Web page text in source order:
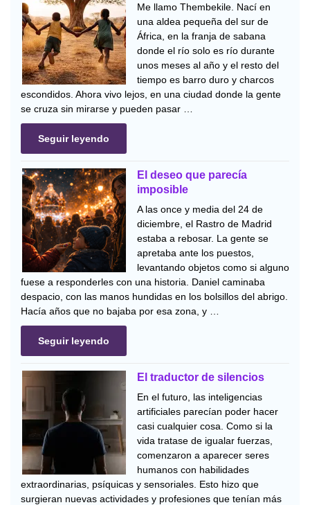
Me llamo Thembekile. Nací en
una aldea pequeña del sur de
África, en la franja de sabana
donde el río solo es río durante
unos meses al año y el resto del
tiempo es barro duro y charcos
escondidos. Ahora vivo lejos, en una ciudad donde la gente
se cruza sin mirarse y pueden pasar …
Seguir leyendo
El deseo que parecía
imposible
A las once y media del 24 de
diciembre, el Rastro de Madrid
estaba a rebosar. La gente se
apretaba ante los puestos,
levantando objetos como si alguno
fuese a responderles con una historia. Daniel caminaba
despacio, con las manos hundidas en los bolsillos del abrigo.
Hacía años que no bajaba por esa zona, y …
Seguir leyendo
El traductor de silencios
En el futuro, las inteligencias
artificiales parecían poder hacer
casi cualquier cosa. Como si la
vida tratase de igualar fuerzas,
comenzaron a aparecer seres
humanos con habilidades
extraordinarias, psíquicas y sensoriales. Esto hizo que
surgieran nuevas actividades y profesiones que tenían más